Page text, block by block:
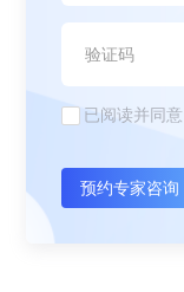
已阅读并同意
预约专家咨询